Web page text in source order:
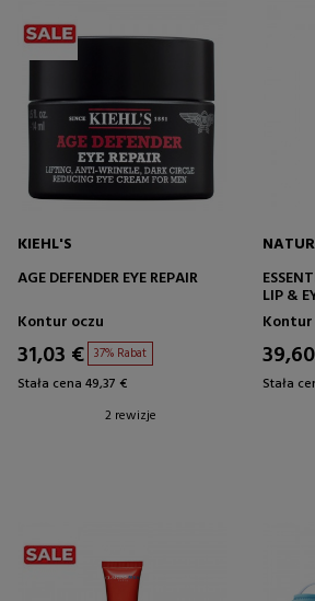
KIEHL'S
AGE DEFENDER EYE REPAIR
Kontur oczu
31,03 € 37% Rabat
Stała cena 49,37 €
2 rewizje
LIP &
Kontur
Stała